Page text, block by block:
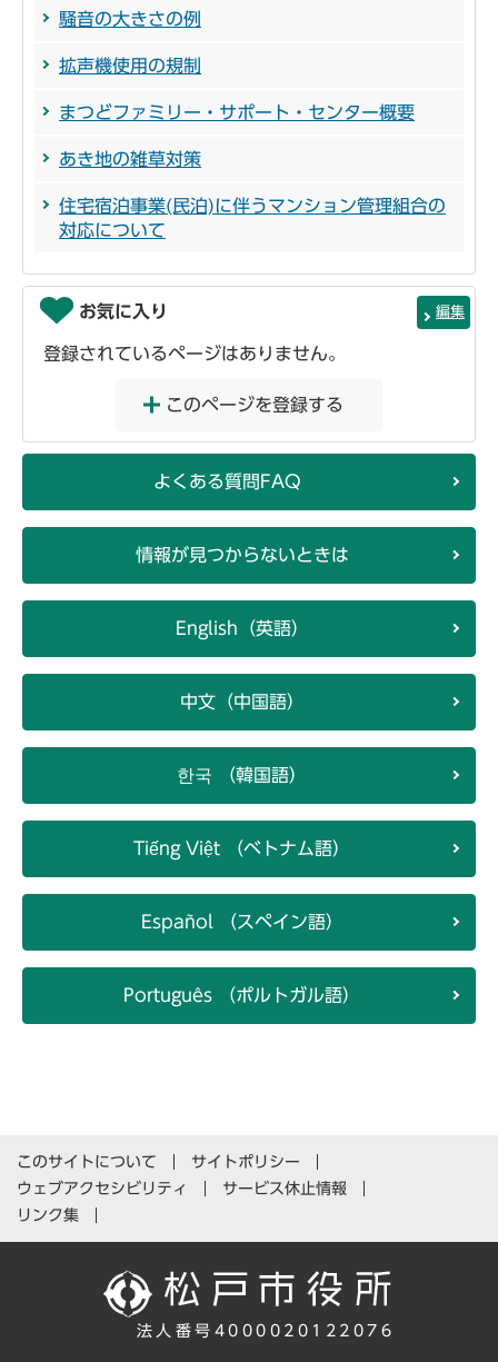
騒音の大きさの例
拡声機使用の規制
まつどファミリー・サポート・センター概要
あき地の雑草対策
住宅宿泊事業(民泊)に伴うマンション管理組合の
対応について
お気に入り 編集
登録されているページはありません。
このページを登録する
よくある質問FAQ
情報が見つからないときは
English（英語）
中文（中国語）
한국 （韓国語）
Tiếng Việt （ベトナム語）
Español （スペイン語）
Português （ポルトガル語）
このサイトについて
サイトポリシー
ウェブアクセシビリティ
サービス休止情報
リンク集
法人番号4000020122076